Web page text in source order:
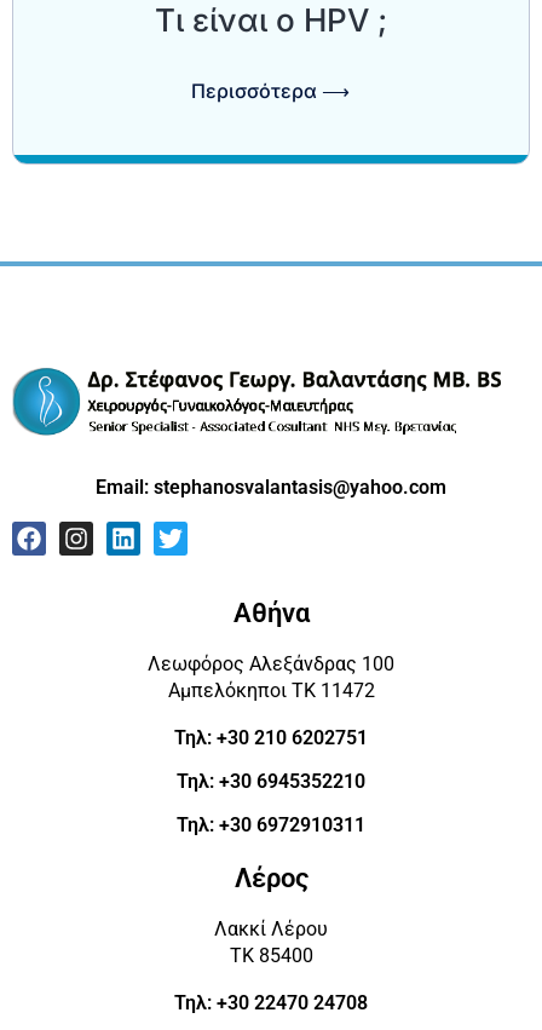
Τι είναι ο HPV ;
Περισσότερα ⟶
Email: stephanosvalantasis@yahoo.com
Αθήνα
Λεωφόρος Αλεξάνδρας 100
Αμπελόκηποι ΤΚ 11472
Τηλ: +30 210 6202751
Τηλ: +30 6945352210
Τηλ: +30 6972910311
Λέρος
Λακκί Λέρου
ΤΚ 85400
Τηλ: +30 22470 24708